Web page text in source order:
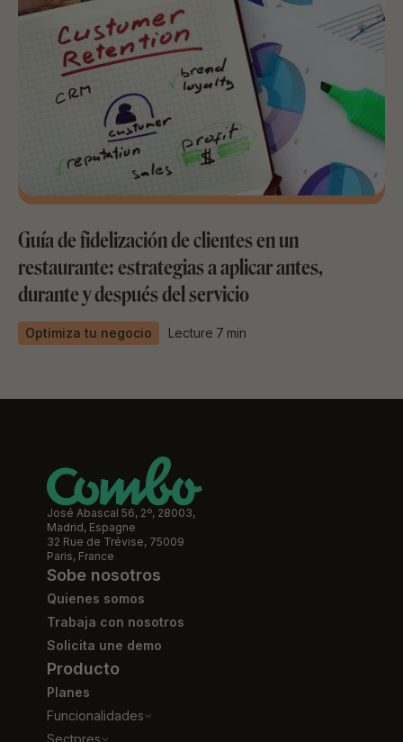
Guía de fidelización de clientes en un
restaurante: estrategias a aplicar antes,
durante y después del servicio
Optimiza tu negocio Lecture 7 min
José Abascal 56, 2º, 28003,
Madrid, Espagne
32 Rue de Trévise, 75009
Paris, France
Sobe nosotros
Quienes somos
Trabaja con nosotros
Solicita une demo
Producto
Planes
Funcionalidades